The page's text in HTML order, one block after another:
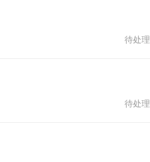
待处理
待处理